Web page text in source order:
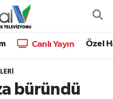
Canlı Yayın Özel
büründü